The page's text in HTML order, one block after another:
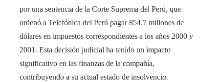
por una sentencia de la Corte Suprema del Perú, que
ordenó a Telefónica del Perú pagar 854.7 millones de
dólares en impuestos correspondientes a los años 2000 y
2001. Esta decisión judicial ha tenido un impacto
significativo en las finanzas de la compañía,
contribuyendo a su actual estado de insolvencia.